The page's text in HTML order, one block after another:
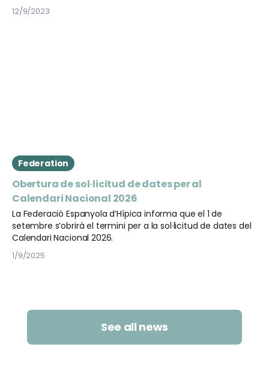
12/9/2023
Federation
Obertura de sol·licitud de dates per al
Calendari Nacional 2026
La Federació Espanyola d’Hípica informa que el 1 de
setembre s’obrirà el termini per a la sol·licitud de dates del
Calendari Nacional 2026.
1/9/2025
See all news